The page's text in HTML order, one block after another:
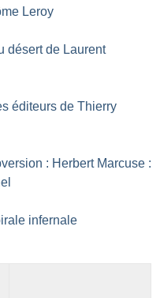
Leroy
désert de Laurent
éditeurs de Thierry
: Herbert Marcuse :
infernale